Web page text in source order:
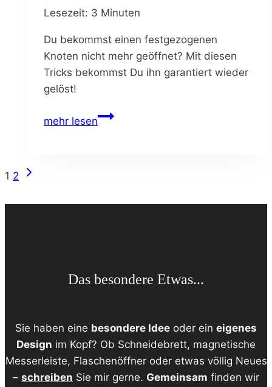
Lesezeit: 3 Minuten
Du bekommst einen festgezogenen
Knoten nicht mehr geöffnet? Mit diesen
Tricks bekommst Du ihn garantiert wieder
gelöst!
mehr lesenFestgezogenen
Seitennavigation
1 2
Nächste
Das besondere Etwas...
Sie haben eine besondere Idee oder ein eigenes
Design im Kopf? Ob Schneidebrett, magnetische
Messerleiste, Flaschenöffner oder etwas völlig Neues
– schreiben Sie mir gerne. Gemeinsam finden wir